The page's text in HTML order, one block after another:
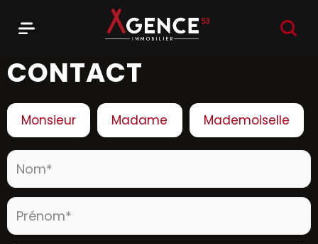
CONTACT
Civilité :
Monsieur Madame Mademoiselle
Nom* :
Prénom* :